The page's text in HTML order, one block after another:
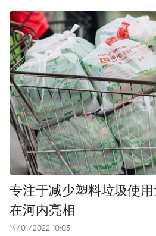
专注于减少塑料垃圾使
在河内亮相
14/01/2022 10:05